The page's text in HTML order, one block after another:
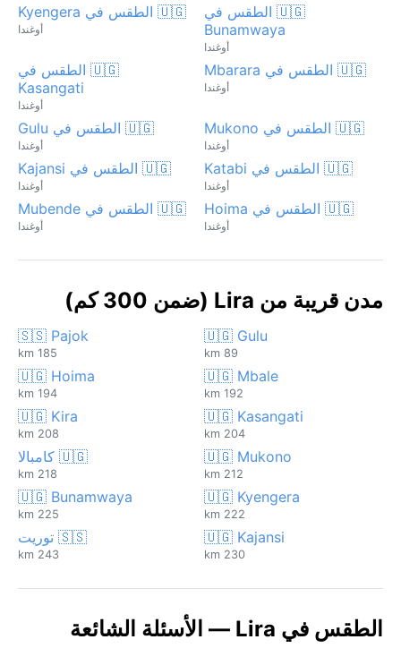
🇺🇬 الطقس في
Bunamwaya
أوغندا
🇺🇬 الطقس في Kyengera
أوغندا
🇺🇬 الطقس في Mbarara
أوغندا
🇺🇬 الطقس في
Kasangati
أوغندا
🇺🇬 الطقس في Mukono
أوغندا
🇺🇬 الطقس في Gulu
أوغندا
🇺🇬 الطقس في Katabi
أوغندا
🇺🇬 الطقس في Kajansi
أوغندا
🇺🇬 الطقس في Hoima
أوغندا
🇺🇬 الطقس في Mubende
أوغندا
مدن قريبة من Lira (ضمن 300 كم)
🇺🇬 Gulu
89 km
🇸🇸 Pajok
185 km
🇺🇬 Mbale
192 km
🇺🇬 Hoima
194 km
🇺🇬 Kasangati
204 km
🇺🇬 Kira
208 km
🇺🇬 Mukono
212 km
🇺🇬 كامبالا
218 km
🇺🇬 Kyengera
222 km
🇺🇬 Bunamwaya
225 km
🇺🇬 Kajansi
230 km
🇸🇸 توريت
243 km
الطقس في Lira — الأسئلة الشائعة